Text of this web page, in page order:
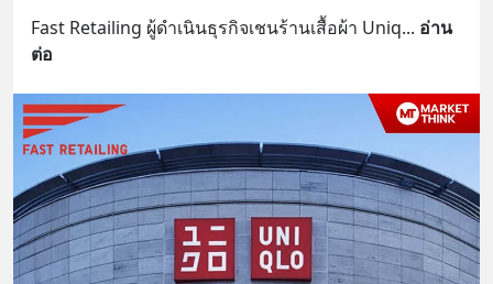
Fast Retailing ผู้ดำเนินธุรกิจเชนร้านเสื้อผ้า Uniq... อ่าน
ต่อ